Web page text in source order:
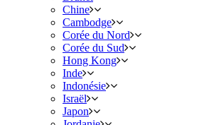
Chine
Cambodge
Corée du Nord
Corée du Sud
Hong Kong
Inde
Indonésie
Israël
Japon